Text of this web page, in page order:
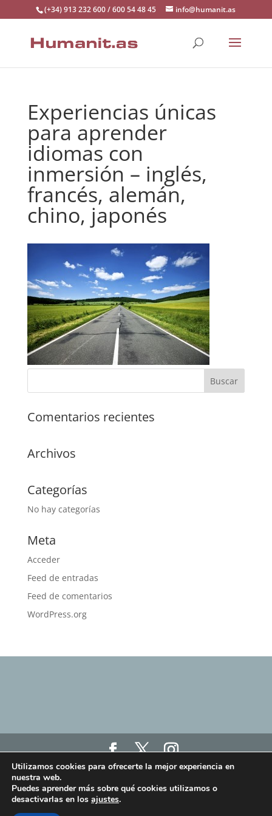
(+34) 913 232 600 / 600 54 48 45 info@humanit.as
Experiencias únicas
para aprender
idiomas con
inmersión – inglés,
francés, alemán,
chino, japonés
Comentarios recientes
Archivos
Categorías
No hay categorías
Meta
Acceder
Feed de entradas
Feed de comentarios
WordPress.org
Haz click aquí para ver nuestro Aviso Legal, Política
de Privacidad y Política de Cookies
Haz click aquí para ver los términos y condiciones
de las clases online "Humanit.as Online"
Utilizamos cookies para ofrecerte la mejor experiencia en
nuestra web.
Puedes aprender más sobre qué cookies utilizamos o
desactivarlas en los ajustes.